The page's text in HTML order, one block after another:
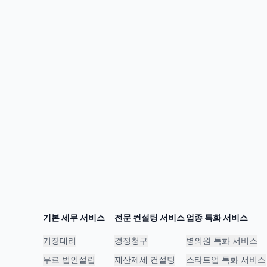
기본 세무 서비스
기장대리
무료 법인설립
전문 컨설팅 서비스
경정청구
재산제세 컨설팅
업종 특화 서비스
병의원 특화 서비스
스타트업 특화 서비스